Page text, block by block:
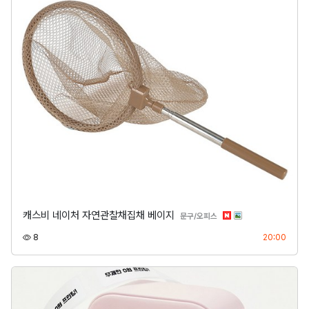
캐스비 네이처 자연관찰채집채 베이지 문구/오피스 분류
8 20:00